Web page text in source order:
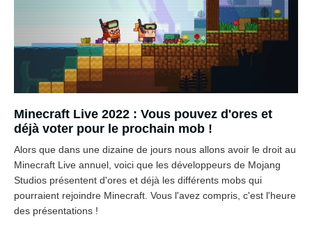
Minecraft Live 2022 : Vous pouvez d'ores et
déjà voter pour le prochain mob !
Alors que dans une dizaine de jours nous allons avoir le droit au
Minecraft Live annuel, voici que les développeurs de Mojang
Studios présentent d'ores et déjà les différents mobs qui
pourraient rejoindre Minecraft. Vous l'avez compris, c'est l'heure
des présentations !